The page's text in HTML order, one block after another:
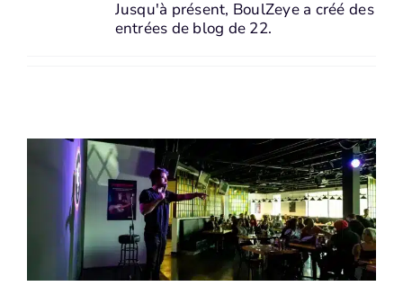
Jusqu'à présent, BoulZeye a créé des
entrées de blog de 22.